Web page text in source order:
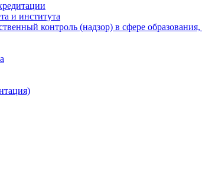
и института
контроль (надзор) в сфере